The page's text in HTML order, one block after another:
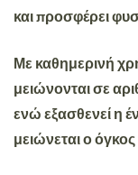
και προσφέρει
Με καθημερινή
μειώνονταισε
ενώ εξασθενεί η
μειώνεται ο